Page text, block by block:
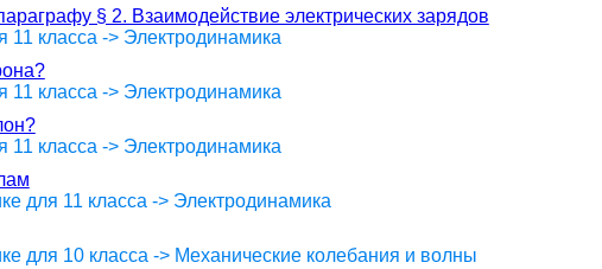
§ 2. Взаимодействие электрических зарядов
11 класса -> Электродинамика
11 класса -> Электродинамика
11 класса -> Электродинамика
для 11 класса -> Электродинамика
для 10 класса -> Механические колебания и волны